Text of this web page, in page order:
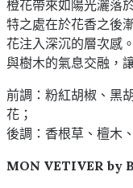
橙花帶來如陽光灑落
特之處在於花香之後
花注入深沉的層次感
與樹木的氣息交融，
前調：粉紅胡椒、黑
花；
後調：香根草、檀木
MON VETIVER by